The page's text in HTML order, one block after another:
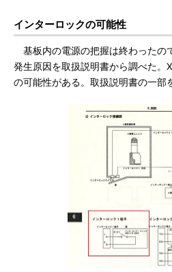
インターロックの可能性
基板内の電源の把握は終わったの
発生原因を取扱説明書から調べた。
の可能性がある。取扱説明書の一部